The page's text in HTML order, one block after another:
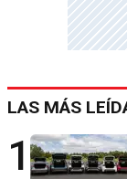
LAS MÁS
1